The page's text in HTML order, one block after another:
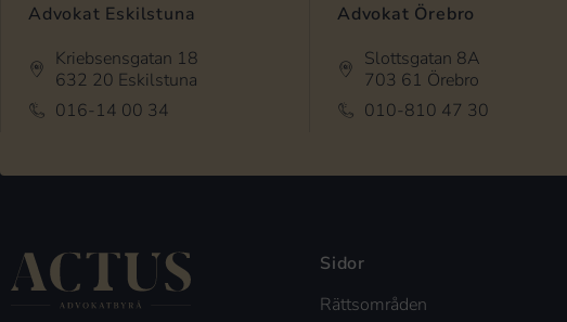
Advokat Eskilstuna
Kriebsensgatan 18
632 20 Eskilstuna
016-14 00 34
Advokat Örebro
Slottsgatan 8A
703 61 Örebro
010-810 47 30
Sidor
Rättsområden